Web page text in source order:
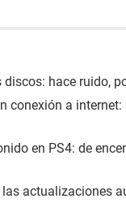
discos: hace ruido,
conexión a internet:
en PS4: de
actualizaciones